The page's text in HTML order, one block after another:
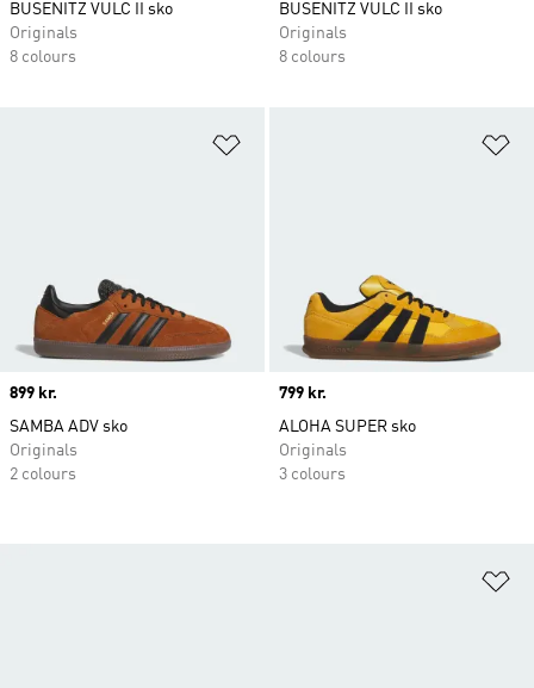
BUSENITZ VULC II sko
Originals
8 colours
BUSENITZ VULC II sko
Originals
8 colours
Price
899 kr.
SAMBA ADV sko
Originals
2 colours
Price
799 kr.
ALOHA SUPER sko
Originals
3 colours